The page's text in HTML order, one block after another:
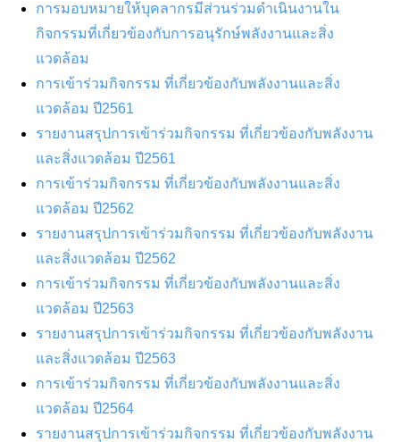
การมอบหมายให้บุคลากรมีส่วนร่วมดำเนินงานใน
กิจกรรมที่เกี่ยวข้องกับการอนุรักษ์พลังงานและสิ่ง
แวดล้อม
การเข้าร่วมกิจกรรม ที่เกี่ยวข้องกับพลังงานและสิ่ง
แวดล้อม ปี2561
รายงานสรุปการเข้าร่วมกิจกรรม ที่เกี่ยวข้องกับพลังงาน
และสิ่งแวดล้อม ปี2561
การเข้าร่วมกิจกรรม ที่เกี่ยวข้องกับพลังงานและสิ่ง
แวดล้อม ปี2562
รายงานสรุปการเข้าร่วมกิจกรรม ที่เกี่ยวข้องกับพลังงาน
และสิ่งแวดล้อม ปี2562
การเข้าร่วมกิจกรรม ที่เกี่ยวข้องกับพลังงานและสิ่ง
แวดล้อม ปี2563
รายงานสรุปการเข้าร่วมกิจกรรม ที่เกี่ยวข้องกับพลังงาน
และสิ่งแวดล้อม ปี2563
การเข้าร่วมกิจกรรม ที่เกี่ยวข้องกับพลังงานและสิ่ง
แวดล้อม ปี2564
รายงานสรุปการเข้าร่วมกิจกรรม ที่เกี่ยวข้องกับพลังงาน